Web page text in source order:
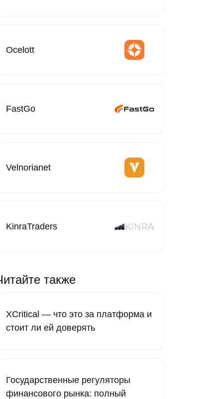
Ocelott
FastGo
Velnorianet
KinraTraders
также
XCritical — что это за платформа и
стоит ли ей доверять
Государственные регуляторы
финансового рынка: полный